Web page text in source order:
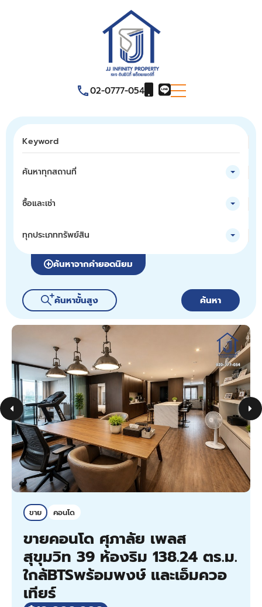
02-0777-054
ค้นหาทุกสถานที่
ซื้อและเช่า
ทุกประเภททรัพย์สิน
ค้นหาจากคำยอดนิยม
ค้นหาขั้นสูง ค้นหา
ขาย คอนโด
ขายคอนโด ศุภาลัย เพลส
สุขุมวิท 39 ห้องริม 138.24 ตร.ม.
ใกล้BTSพร้อมพงษ์ และเอ็มควอ
เทียร์